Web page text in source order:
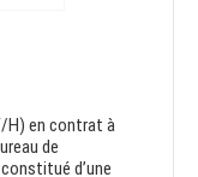
H) en contrat à
de
d’une